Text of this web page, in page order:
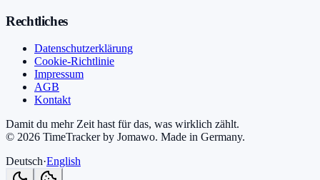
Rechtliches
Datenschutzerklärung
Cookie-Richtlinie
Impressum
AGB
Kontakt
Damit du mehr Zeit hast für das, was wirklich zählt.
© 2026 TimeTracker by Jomawo. Made in Germany.
Deutsch·English